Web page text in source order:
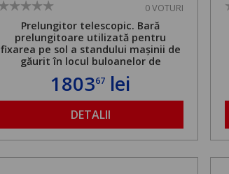
0 VOTURI
Prelungitor telescopic. Bară
prelungitoare utilizată pentru
fixarea pe sol a standului mașinii de
găurit în locul buloanelor de
de 500 kg și înălțime reglabilă de la
180367 lei
DETALII